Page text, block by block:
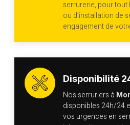
serrurerie, pour
ou d’installation de
engagement de
Disponibilité
Nos serruriers à
disponibles 24h/24
vos urgences en